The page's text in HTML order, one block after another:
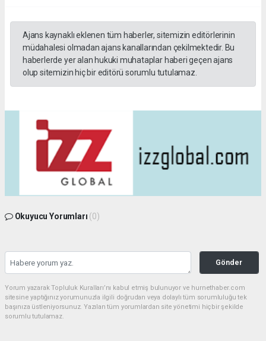
Ajans kaynaklı eklenen tüm haberler, sitemizin editörlerinin
müdahalesi olmadan ajans kanallarından çekilmektedir. Bu
haberlerde yer alan hukuki muhataplar haberi geçen ajans
olup sitemizin hiç bir editörü sorumlu tutulamaz.
Okuyucu Yorumları (0)
Gönder
Yorum yazarak Topluluk Kuralları’nı kabul etmiş bulunuyor ve hurnethaber.com
sitesine yaptığınız yorumunuzla ilgili doğrudan veya dolaylı tüm sorumluluğu tek
başınıza üstleniyorsunuz. Yazılan tüm yorumlardan site yönetimi hiçbir şekilde
sorumlu tutulamaz.